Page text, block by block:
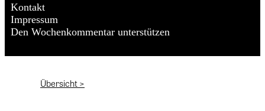
Kontakt
Impressum
Den Wochenkommentar unterstützen
Übersicht >